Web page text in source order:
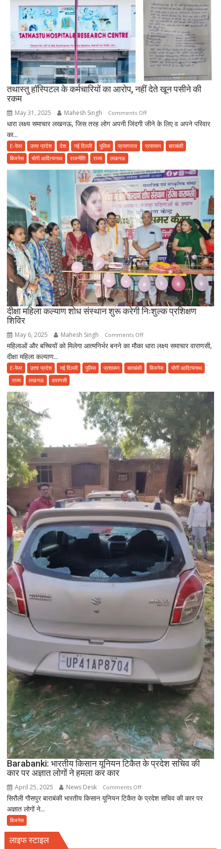
से
पहले
हो
जाए
सावधान,
फूड
प्वाइजनिंग
की
शिकायत
तथास्तु हॉस्पिटल के कर्मचारियों का आरोप, नहीं देते खून पसीने की
रकम
May 31, 2025 Mahesh Singh Comments Offon
तथास्तु
के
आरोप,
नहीं
देते
खून
पसीने
की
रकम
धारा लक्ष्य समाचार लखनऊ, जिस तरह लोग अपनी जिंदगी जीने के लिए व अपने परिवार
का...
E-पेपर उत्तर प्रदेश देश नई दिल्ली पुलिस प्रयागराज प्रशासन
बाराबंकी
बिजनेस
योगी आदित्यनाथ राजनीति राज्य लखनऊ
दीक्षा महिला कल्याण शोध संस्थान शुरू करेगी निःशुल्क प्रशिक्षण
शिविर
May 6, 2025 Mahesh Singh Comments Offon
दीक्षा
कल्याण
करेगी
निःशुल्क
प्रशिक्षण
शिविर
महिलाओं और बच्चियों को मिलेगा आत्मनिर्भर बनने का मौका धारा लक्ष्य समाचार वाराणसी,
दीक्षा महिला कल्याण...
E-पेपर उत्तर प्रदेश नई दिल्ली पुलिस प्रशासन बाराबंकी बिजनेस
योगी आदित्यनाथ
राज्य
लखनऊ वाराणसी
Barabanki: भारतीय किसान यूनियन टिकैत के प्रदेश सचिव की
कार पर अज्ञात लोगों ने हमला कर कार
April 25, 2025 News Desk Comments Offon
Barabanki:
सिरौली गौसपुर बाराबंकी भारतीय किसान यूनियन टिकैत के प्रदेश सचिव की कार पर
अज्ञात लोगों ने...
बिजनेस
लाइफ स्टाइल